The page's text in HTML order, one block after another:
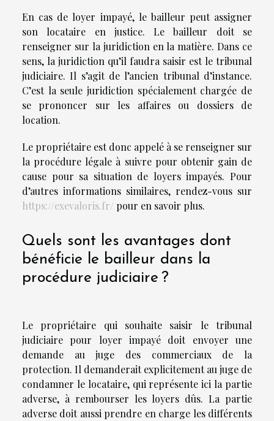
En cas de loyer impayé, le bailleur peut assigner
son locataire en justice. Le bailleur doit se
renseigner sur la juridiction en la matière. Dans ce
sens, la juridiction qu’il faudra saisir est le tribunal
judiciaire. Il s’agit de l’ancien tribunal d’instance.
C’est la seule juridiction spécialement chargée de
se prononcer sur les affaires ou dossiers de
location.
Le propriétaire est donc appelé à se renseigner sur
la procédure légale à suivre pour obtenir gain de
cause pour sa situation de loyers impayés. Pour
d’autres informations similaires, rendez-vous sur
https://exevaloris.fr/ pour en savoir plus.
Quels sont les avantages dont
bénéficie le bailleur dans la
procédure judiciaire ?
Le propriétaire qui souhaite saisir le tribunal
judiciaire pour loyer impayé doit envoyer une
demande au juge des commerciaux de la
protection. Il demanderait explicitement au juge de
condamner le locataire, qui représente ici la partie
adverse, à rembourser les loyers dûs. La partie
adverse doit aussi prendre en charge les différents